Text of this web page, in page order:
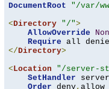
DocumentRoot
"/var/
<Directory "/">
AllowOverride
Require
</Directory>
<Location "/server-
SetHandler
Order deny, allow